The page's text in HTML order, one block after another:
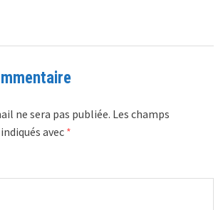
ne sera pas publiée. Les champs
avec *